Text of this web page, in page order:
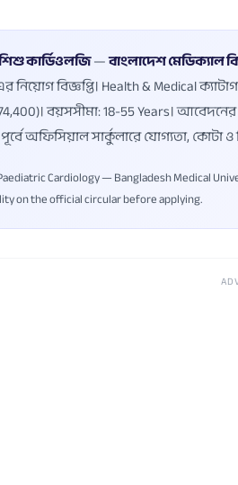
কার্ডিওলজি—বাংলাদেশ মেডিক্যাল
নিয়োগ বিজ্ঞপ্তি। Health & Medical
বয়সসীমা: 18-55 Years।
অফিসিয়াল সার্কুলারে যোগ্যতা, কোটা
Cardiology — Bangladesh Medical
on the official circular before applying.